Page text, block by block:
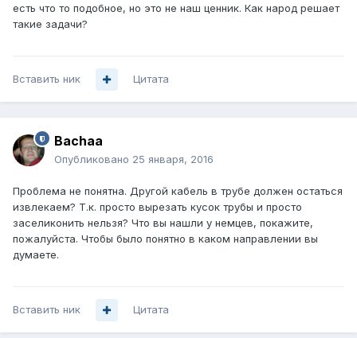
есть что то подобное, но это не наш ценник. Как народ решает
такие задачи?
Вставить ник Цитата
Bachaa
Опубликовано 25 января, 2016
Проблема не понятна. Другой кабель в трубе должен остаться
извлекаем? Т.к. просто вырезать кусок трубы и просто
заселиконить нельзя? Что вы нашли у немцев, покажите,
пожалуйста. Чтобы было понятно в каком направлении вы
думаете.
Вставить ник Цитата